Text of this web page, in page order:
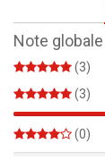
Note globale
(3)
(3)
(0)